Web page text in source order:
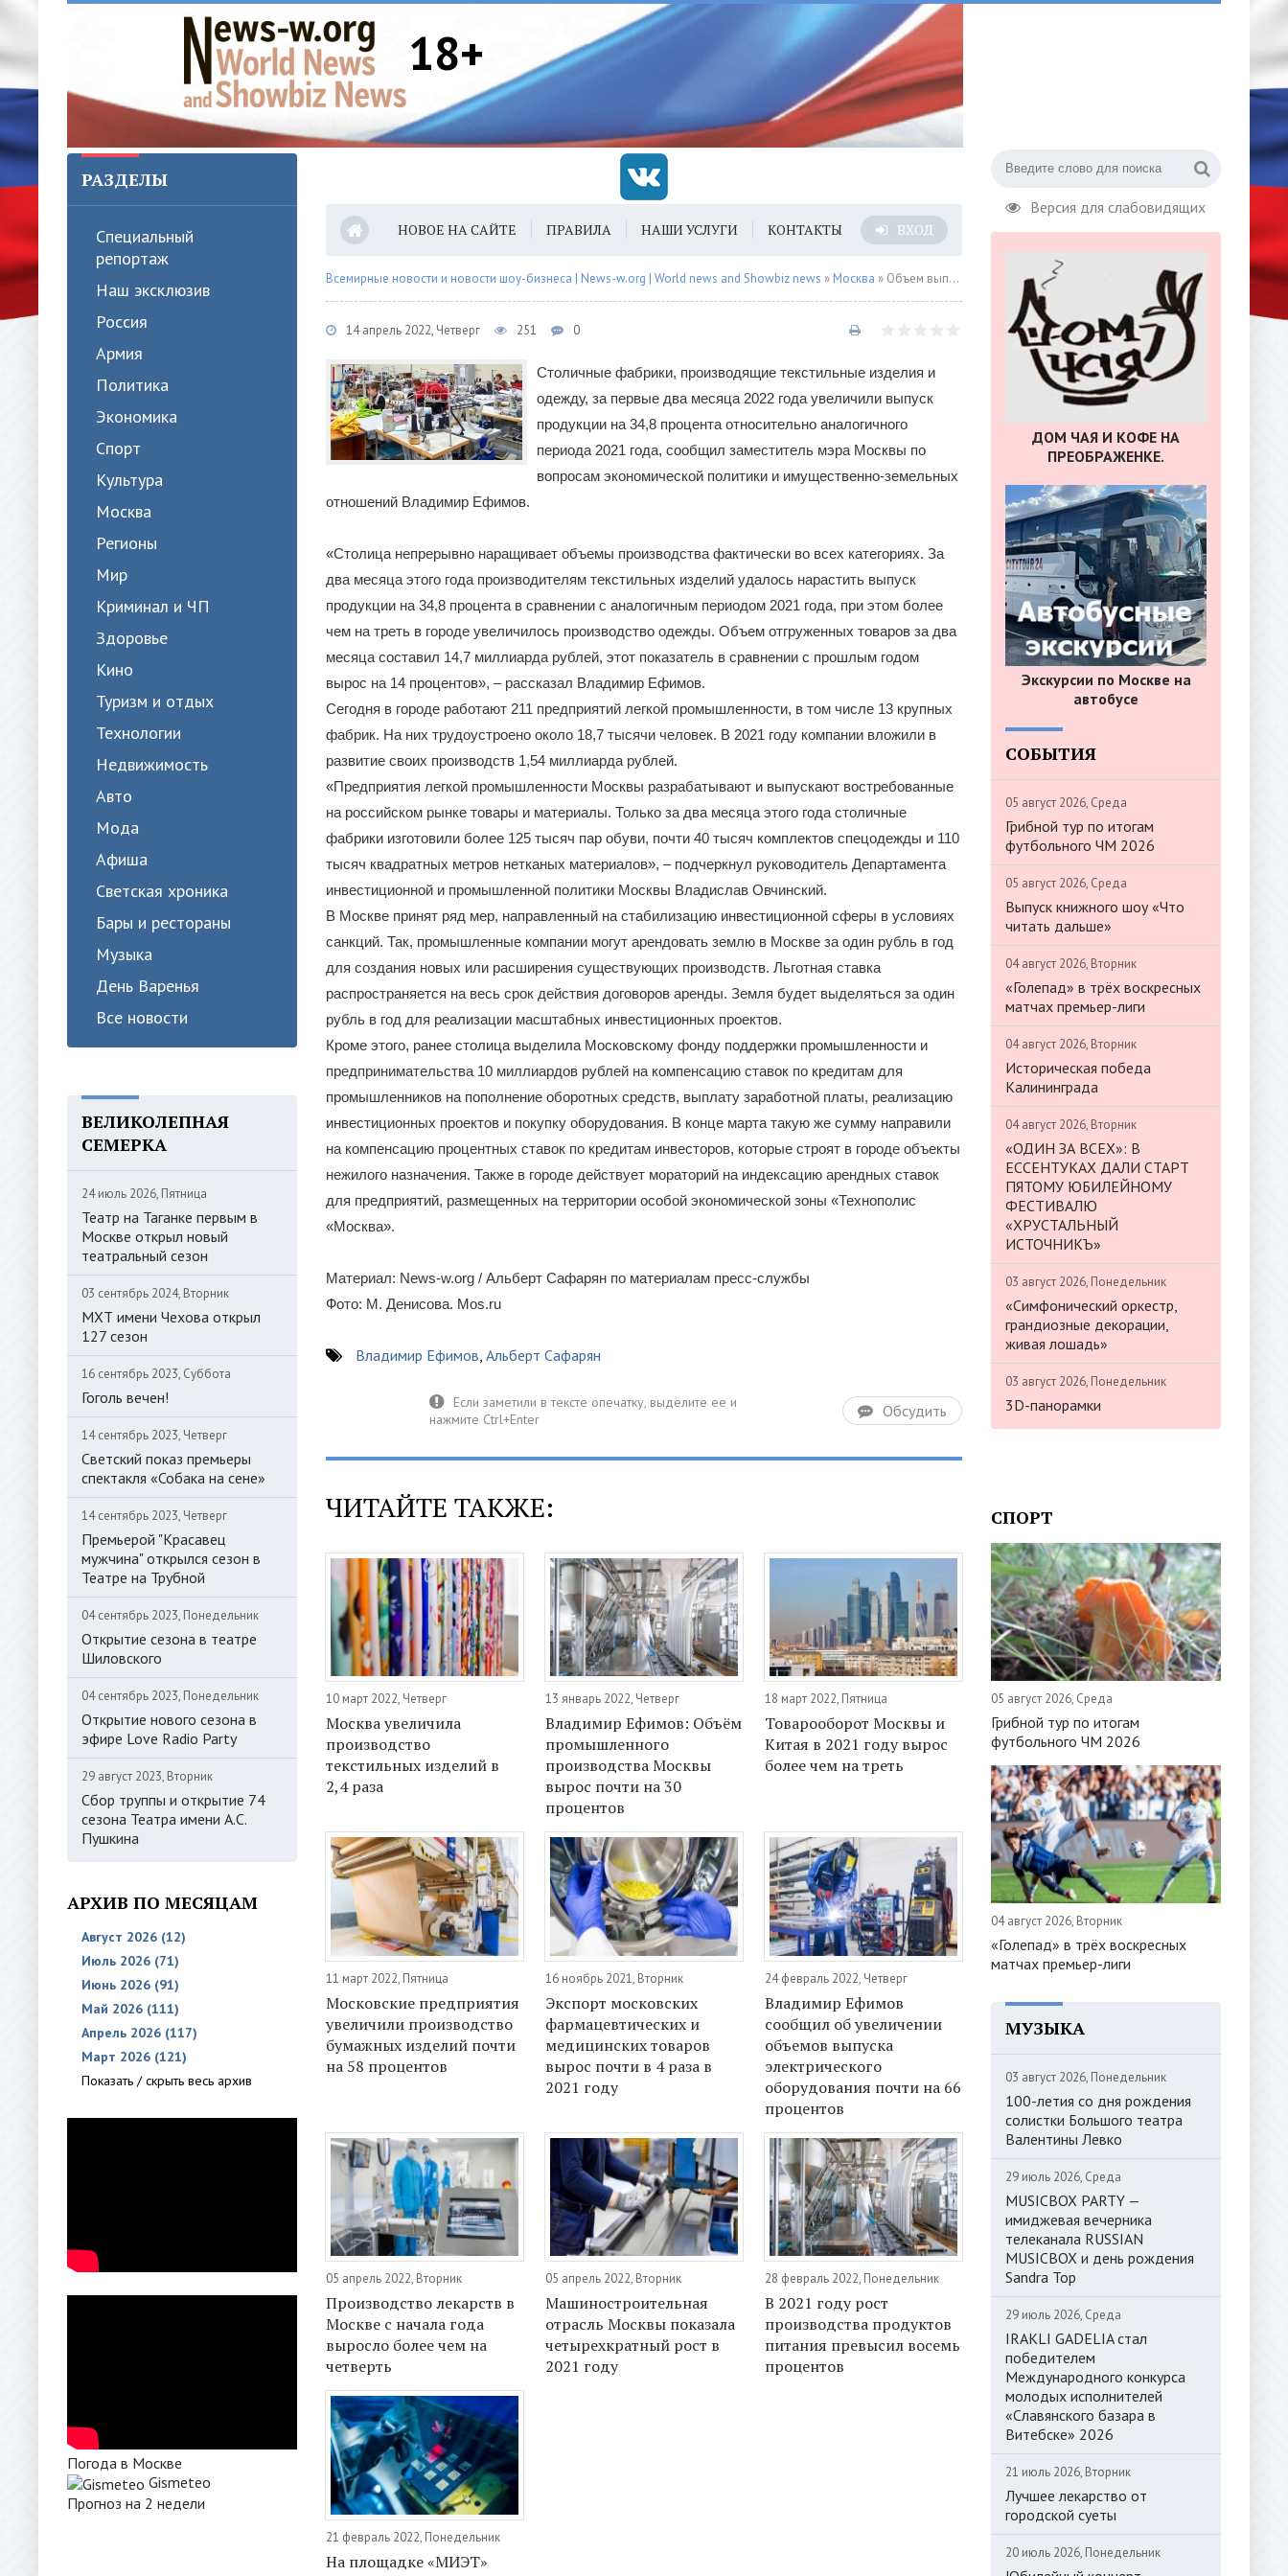
18+
Версия для слабовидящих
РАЗДЕЛЫ
Специальный
репортаж
Наш эксклюзив
Россия
Армия
Политика
Экономика
Спорт
Культура
Москва
Регионы
Мир
Криминал и ЧП
Здоровье
Кино
Туризм и отдых
Технологии
Недвижимость
Авто
Мода
Афиша
Светская хроника
Бары и рестораны
Музыка
День Варенья
Все новости
ВЕЛИКОЛЕПНАЯ
СЕМЕРКА
24 июль 2026, Пятница
Театр на Таганке первым в
Москве открыл новый
театральный сезон
03 сентябрь 2024, Вторник
МХТ имени Чехова открыл
127 сезон
16 сентябрь 2023, Суббота
Гоголь вечен!
14 сентябрь 2023, Четверг
Светский показ премьеры
спектакля «Собака на сене»
14 сентябрь 2023, Четверг
Премьерой "Красавец
мужчина" открылся сезон в
Театре на Трубной
04 сентябрь 2023, Понедельник
Открытие сезона в театре
Шиловского
04 сентябрь 2023, Понедельник
Открытие нового сезона в
эфире Love Radio Party
29 август 2023, Вторник
Сбор труппы и открытие 74
сезона Театра имени А.С.
Пушкина
АРХИВ ПО МЕСЯЦАМ
Август 2026 (12)
Июль 2026 (71)
Июнь 2026 (91)
Май 2026 (111)
Апрель 2026 (117)
Март 2026 (121)
Показать / скрыть весь архив
Погода в Москве
Gismeteo
Прогноз на 2 недели
НОВОЕ НА САЙТЕ ПРАВИЛА НАШИ УСЛУГИ КОНТАКТЫ ВХОД
Всемирные новости и новости шоу-бизнеса | News-w.org | World news and Showbiz news » Москва » Объем выпущенной в Москве текстильной продукции вырос более чем на треть
14 апрель 2022, Четверг 251 0
Столичные фабрики, производящие текстильные изделия и
одежду, за первые два месяца 2022 года увеличили выпуск
продукции на 34,8 процента относительно аналогичного
периода 2021 года, сообщил заместитель мэра Москвы по
вопросам экономической политики и имущественно-земельных
отношений Владимир Ефимов.
«Столица непрерывно наращивает объемы производства фактически во всех категориях. За
два месяца этого года производителям текстильных изделий удалось нарастить выпуск
продукции на 34,8 процента в сравнении с аналогичным периодом 2021 года, при этом более
чем на треть в городе увеличилось производство одежды. Объем отгруженных товаров за два
месяца составил 14,7 миллиарда рублей, этот показатель в сравнении с прошлым годом
вырос на 14 процентов», – рассказал Владимир Ефимов.
Сегодня в городе работают 211 предприятий легкой промышленности, в том числе 13 крупных
фабрик. На них трудоустроено около 18,7 тысячи человек. В 2021 году компании вложили в
развитие своих производств 1,54 миллиарда рублей.
«Предприятия легкой промышленности Москвы разрабатывают и выпускают востребованные
на российском рынке товары и материалы. Только за два месяца этого года столичные
фабрики изготовили более 125 тысяч пар обуви, почти 40 тысяч комплектов спецодежды и 110
тысяч квадратных метров нетканых материалов», – подчеркнул руководитель Департамента
инвестиционной и промышленной политики Москвы Владислав Овчинский.
В Москве принят ряд мер, направленный на стабилизацию инвестиционной сферы в условиях
санкций. Так, промышленные компании могут арендовать землю в Москве за один рубль в год
для создания новых или расширения существующих производств. Льготная ставка
распространяется на весь срок действия договоров аренды. Земля будет выделяться за один
рубль в год для реализации масштабных инвестиционных проектов.
Кроме этого, ранее столица выделила Московскому фонду поддержки промышленности и
предпринимательства 10 миллиардов рублей на компенсацию ставок по кредитам для
промышленников на пополнение оборотных средств, выплату заработной платы, реализацию
инвестиционных проектов и покупку оборудования. В конце марта такую же сумму направили
на компенсацию процентных ставок по кредитам инвесторов, которые строят в городе объекты
нежилого назначения. Также в городе действует мораторий на индексацию арендных ставок
для предприятий, размещенных на территории особой экономической зоны «Технополис
«Москва».
Материал: News-w.org / Альберт Сафарян по материалам пресс-службы
Фото: М. Денисова. Mos.ru
Владимир Ефимов, Альберт Сафарян
Обсудить
ЧИТАЙТЕ ТАКЖЕ:
10 март 2022, Четверг
Москва увеличила
производство
текстильных изделий в
2,4 раза
13 январь 2022, Четверг
Владимир Ефимов: Объём
промышленного
производства Москвы
вырос почти на 30
процентов
18 март 2022, Пятница
Товарооборот Москвы и
Китая в 2021 году вырос
более чем на треть
11 март 2022, Пятница
Московские предприятия
увеличили производство
бумажных изделий почти
на 58 процентов
16 ноябрь 2021, Вторник
Экспорт московских
фармацевтических и
медицинских товаров
вырос почти в 4 раза в
2021 году
24 февраль 2022, Четверг
Владимир Ефимов
сообщил об увеличении
объемов выпуска
электрического
оборудования почти на 66
процентов
05 апрель 2022, Вторник
Производство лекарств в
Москве с начала года
выросло более чем на
четверть
05 апрель 2022, Вторник
Машиностроительная
отрасль Москвы показала
четырехкратный рост в
2021 году
28 февраль 2022, Понедельник
В 2021 году рост
производства продуктов
питания превысил восемь
процентов
21 февраль 2022, Понедельник
На площадке «МИЭТ»
ДОМ ЧАЯ И КОФЕ НА
ПРЕОБРАЖЕНКЕ.
Экскурсии по Москве на
автобусе
СОБЫТИЯ
05 август 2026, Среда
Грибной тур по итогам
футбольного ЧМ 2026
05 август 2026, Среда
Выпуск книжного шоу «Что
читать дальше»
04 август 2026, Вторник
«Голепад» в трёх воскресных
матчах премьер-лиги
04 август 2026, Вторник
Историческая победа
Калининграда
04 август 2026, Вторник
«ОДИН ЗА ВСЕХ»: В
ЕССЕНТУКАХ ДАЛИ СТАРТ
ПЯТОМУ ЮБИЛЕЙНОМУ
ФЕСТИВАЛЮ
«ХРУСТАЛЬНЫЙ
ИСТОЧНИКЪ»
03 август 2026, Понедельник
«Симфонический оркестр,
грандиозные декорации,
живая лошадь»
03 август 2026, Понедельник
3D-панорамки
СПОРТ
05 август 2026, Среда
Грибной тур по итогам
футбольного ЧМ 2026
04 август 2026, Вторник
«Голепад» в трёх воскресных
матчах премьер-лиги
МУЗЫКА
03 август 2026, Понедельник
100-летия со дня рождения
солистки Большого театра
Валентины Левко
29 июль 2026, Среда
MUSICBOX PARTY —
имиджевая вечерника
телеканала RUSSIAN
MUSICBOX и день рождения
Sandra Top
29 июль 2026, Среда
IRAKLI GADELIA стал
победителем
Международного конкурса
молодых исполнителей
«Славянского базара в
Витебске» 2026
21 июль 2026, Вторник
Лучшее лекарство от
городской суеты
20 июль 2026, Понедельник